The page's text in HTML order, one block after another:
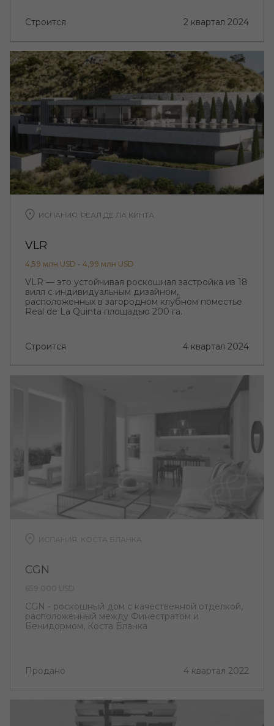
Строится 2 квартал 2024
ИСПАНИЯ, РЕАЛ ДЕ ЛА КИНТА
VLR
4,59 млн USD - 4,99 млн USD
VLR — это устойчивая роскошная застройка из 18
вилл с индивидуальным дизайном,
расположенных в загородном клубном поместье
Real de La Quinta площадью 200 га.
Строится 4 квартал 2024
ИСПАНИЯ, КОСТА БЛАНКА
CGN
CGN - роскошный дом с качественной отделкой,
расположенный между Финестратом и
Бенидормом, Коста Бланка
Продано 4 квартал 2022